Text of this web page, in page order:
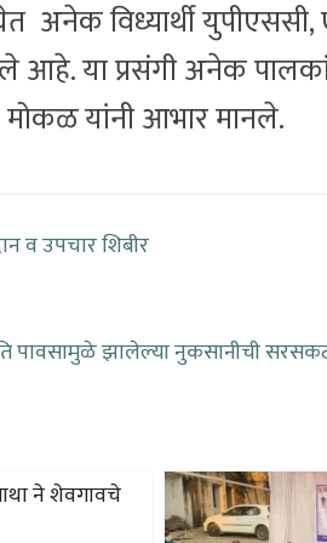
अनेक विध्यार्थी
आहे. या प्रसंगी अनेक
मोकळ यांनी आभार मानले.
व उपचार शिबीर
पावसामुळे झालेल्या नुकसानीची
ने शेवगावचे